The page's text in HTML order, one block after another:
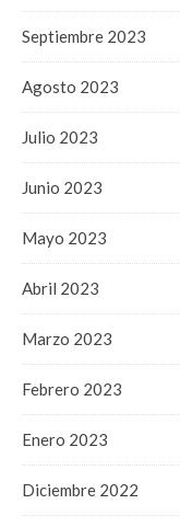
Septiembre 2023
Agosto 2023
Julio 2023
Junio 2023
Mayo 2023
Abril 2023
Marzo 2023
Febrero 2023
Enero 2023
Diciembre 2022